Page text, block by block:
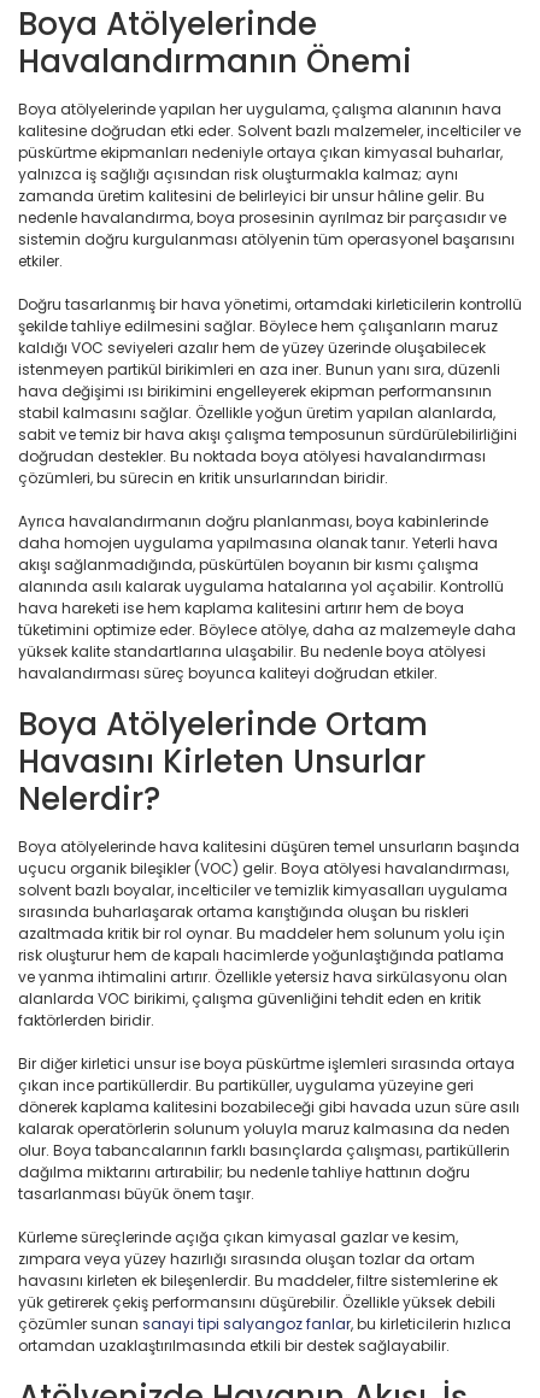
Boya Atölyelerinde
Havalandırmanın Önemi
Boya atölyelerinde yapılan her uygulama, çalışma alanının hava
kalitesine doğrudan etki eder. Solvent bazlı malzemeler, incelticiler ve
püskürtme ekipmanları nedeniyle ortaya çıkan kimyasal buharlar,
yalnızca iş sağlığı açısından risk oluşturmakla kalmaz; aynı
zamanda üretim kalitesini de belirleyici bir unsur hâline gelir. Bu
nedenle havalandırma, boya prosesinin ayrılmaz bir parçasıdır ve
sistemin doğru kurgulanması atölyenin tüm operasyonel başarısını
etkiler.
Doğru tasarlanmış bir hava yönetimi, ortamdaki kirleticilerin kontrollü
şekilde tahliye edilmesini sağlar. Böylece hem çalışanların maruz
kaldığı VOC seviyeleri azalır hem de yüzey üzerinde oluşabilecek
istenmeyen partikül birikimleri en aza iner. Bunun yanı sıra, düzenli
hava değişimi ısı birikimini engelleyerek ekipman performansının
stabil kalmasını sağlar. Özellikle yoğun üretim yapılan alanlarda,
sabit ve temiz bir hava akışı çalışma temposunun sürdürülebilirliğini
doğrudan destekler. Bu noktada boya atölyesi havalandırması
çözümleri, bu sürecin en kritik unsurlarından biridir.
Ayrıca havalandırmanın doğru planlanması, boya kabinlerinde
daha homojen uygulama yapılmasına olanak tanır. Yeterli hava
akışı sağlanmadığında, püskürtülen boyanın bir kısmı çalışma
alanında asılı kalarak uygulama hatalarına yol açabilir. Kontrollü
hava hareketi ise hem kaplama kalitesini artırır hem de boya
tüketimini optimize eder. Böylece atölye, daha az malzemeyle daha
yüksek kalite standartlarına ulaşabilir. Bu nedenle boya atölyesi
havalandırması süreç boyunca kaliteyi doğrudan etkiler.
Boya Atölyelerinde Ortam
Havasını Kirleten Unsurlar
Nelerdir?
Boya atölyelerinde hava kalitesini düşüren temel unsurların başında
uçucu organik bileşikler (VOC) gelir. Boya atölyesi havalandırması,
solvent bazlı boyalar, incelticiler ve temizlik kimyasalları uygulama
sırasında buharlaşarak ortama karıştığında oluşan bu riskleri
azaltmada kritik bir rol oynar. Bu maddeler hem solunum yolu için
risk oluşturur hem de kapalı hacimlerde yoğunlaştığında patlama
ve yanma ihtimalini artırır. Özellikle yetersiz hava sirkülasyonu olan
alanlarda VOC birikimi, çalışma güvenliğini tehdit eden en kritik
faktörlerden biridir.
Bir diğer kirletici unsur ise boya püskürtme işlemleri sırasında ortaya
çıkan ince partiküllerdir. Bu partiküller, uygulama yüzeyine geri
dönerek kaplama kalitesini bozabileceği gibi havada uzun süre asılı
kalarak operatörlerin solunum yoluyla maruz kalmasına da neden
olur. Boya tabancalarının farklı basınçlarda çalışması, partiküllerin
dağılma miktarını artırabilir; bu nedenle tahliye hattının doğru
tasarlanması büyük önem taşır.
Kürleme süreçlerinde açığa çıkan kimyasal gazlar ve kesim,
zımpara veya yüzey hazırlığı sırasında oluşan tozlar da ortam
havasını kirleten ek bileşenlerdir. Bu maddeler, filtre sistemlerine ek
yük getirerek çekiş performansını düşürebilir. Özellikle yüksek debili
çözümler sunan sanayi tipi salyangoz fanlar, bu kirleticilerin hızlıca
ortamdan uzaklaştırılmasında etkili bir destek sağlayabilir.